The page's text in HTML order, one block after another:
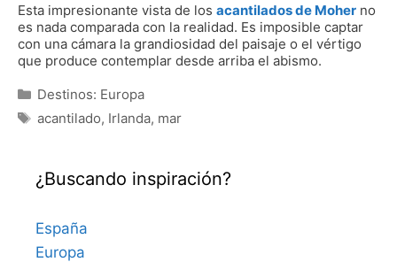
Esta impresionante vista de los acantilados de Moher no
es nada comparada con la realidad. Es imposible captar
con una cámara la grandiosidad del paisaje o el vértigo
que produce contemplar desde arriba el abismo.
Categorías
Destinos: Europa
Etiquetas
acantilado, Irlanda, mar
¿Buscando inspiración?
España
Europa